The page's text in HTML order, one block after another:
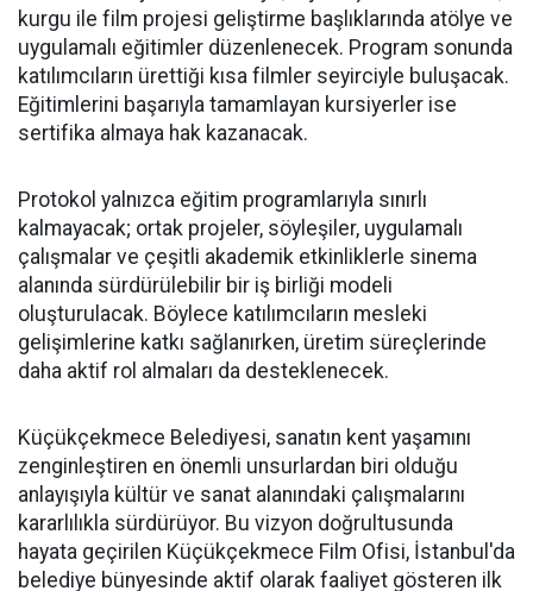
kurgu ile film projesi geliştirme başlıklarında atölye ve
uygulamalı eğitimler düzenlenecek. Program sonunda
katılımcıların ürettiği kısa filmler seyirciyle buluşacak.
Eğitimlerini başarıyla tamamlayan kursiyerler ise
sertifika almaya hak kazanacak.
Protokol yalnızca eğitim programlarıyla sınırlı
kalmayacak; ortak projeler, söyleşiler, uygulamalı
çalışmalar ve çeşitli akademik etkinliklerle sinema
alanında sürdürülebilir bir iş birliği modeli
oluşturulacak. Böylece katılımcıların mesleki
gelişimlerine katkı sağlanırken, üretim süreçlerinde
daha aktif rol almaları da desteklenecek.
Küçükçekmece Belediyesi, sanatın kent yaşamını
zenginleştiren en önemli unsurlardan biri olduğu
anlayışıyla kültür ve sanat alanındaki çalışmalarını
kararlılıkla sürdürüyor. Bu vizyon doğrultusunda
hayata geçirilen Küçükçekmece Film Ofisi, İstanbul'da
belediye bünyesinde aktif olarak faaliyet gösteren ilk